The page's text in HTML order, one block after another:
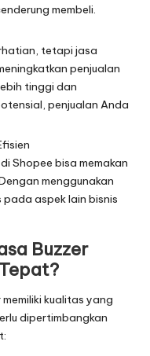
membeli.
tetapi jasa
penjualan
tinggi dan
penjualan Anda
Shopee bisa memakan
menggunakan
aspek lain bisnis
Buzzer
kualitas yang
dipertimbangkan